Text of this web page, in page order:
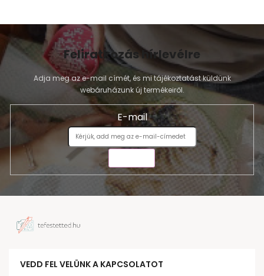
Feliratkozás hírlevélre
Adja meg az e-mail címét, és mi tájékoztatást küldünk
webáruházunk új termékeiről.
E-mail
VEDD FEL VELÜNK A KAPCSOLATOT